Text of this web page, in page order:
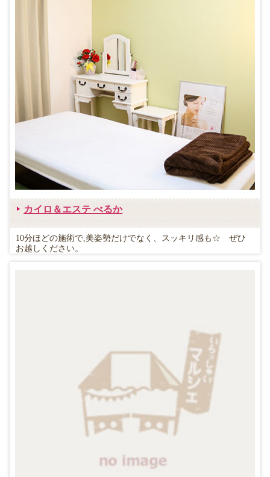
カイロ＆エステ べるか
10分ほどの施術で,美姿勢だけでなく、スッキリ感も☆ ぜひ
お越しください。